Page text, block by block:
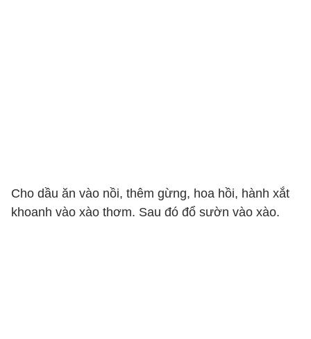
Cho dầu ăn vào nồi, thêm gừng, hoa hồi, hành xắt
khoanh vào xào thơm. Sau đó đổ sườn vào xào.